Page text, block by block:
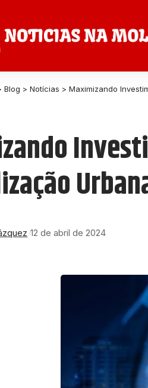
Blog > Notícias > Maximizando
12 de abril de 2024